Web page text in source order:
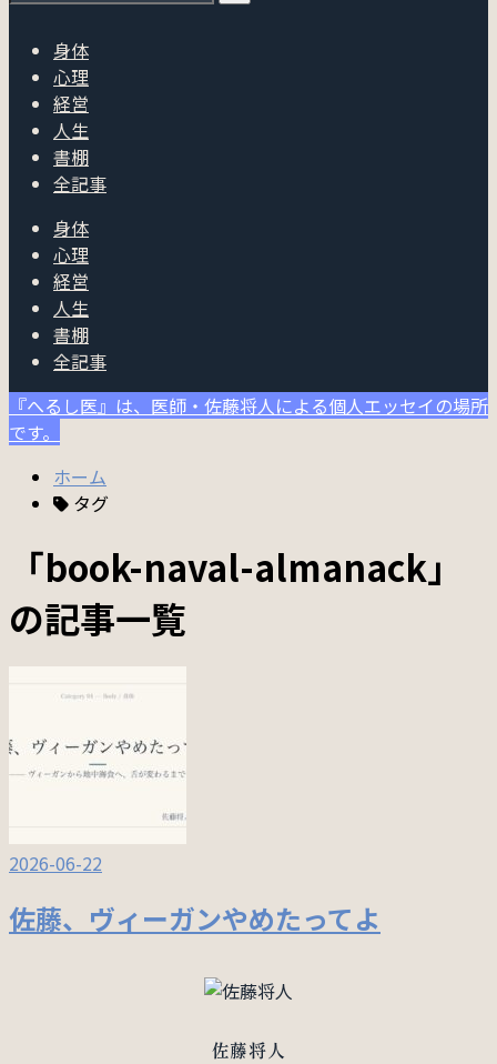
身体
心理
経営
人生
書棚
全記事
身体
心理
経営
人生
書棚
全記事
『へるし医』は、医師・佐藤将人による個人エッセイの場所
です。
ホーム
タグ
「book-naval-almanack」
の記事一覧
2026-06-22
佐藤、ヴィーガンやめたってよ
佐藤将人